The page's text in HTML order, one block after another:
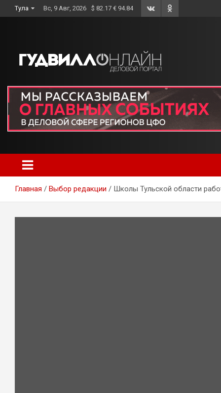
to
Тула Вс, 9 Авг, 2026 $ 82.17 € 94.84
Главная Выбор редакции Школы Тульской области